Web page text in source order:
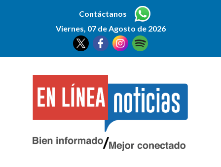
Contáctanos
Viernes, 07 de Agosto de 2026